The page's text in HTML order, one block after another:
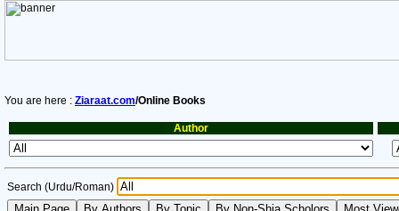
You are here : Ziaraat.com/Online Books
Author
Search (Urdu/Roman)